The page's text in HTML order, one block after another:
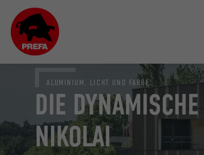
DIE
NIKOLAI
ALUMINIUM, LICHT UND FARBE: